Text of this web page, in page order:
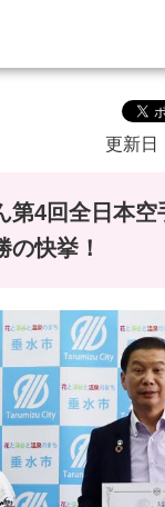
更新日
第4回全日本空
の快挙！